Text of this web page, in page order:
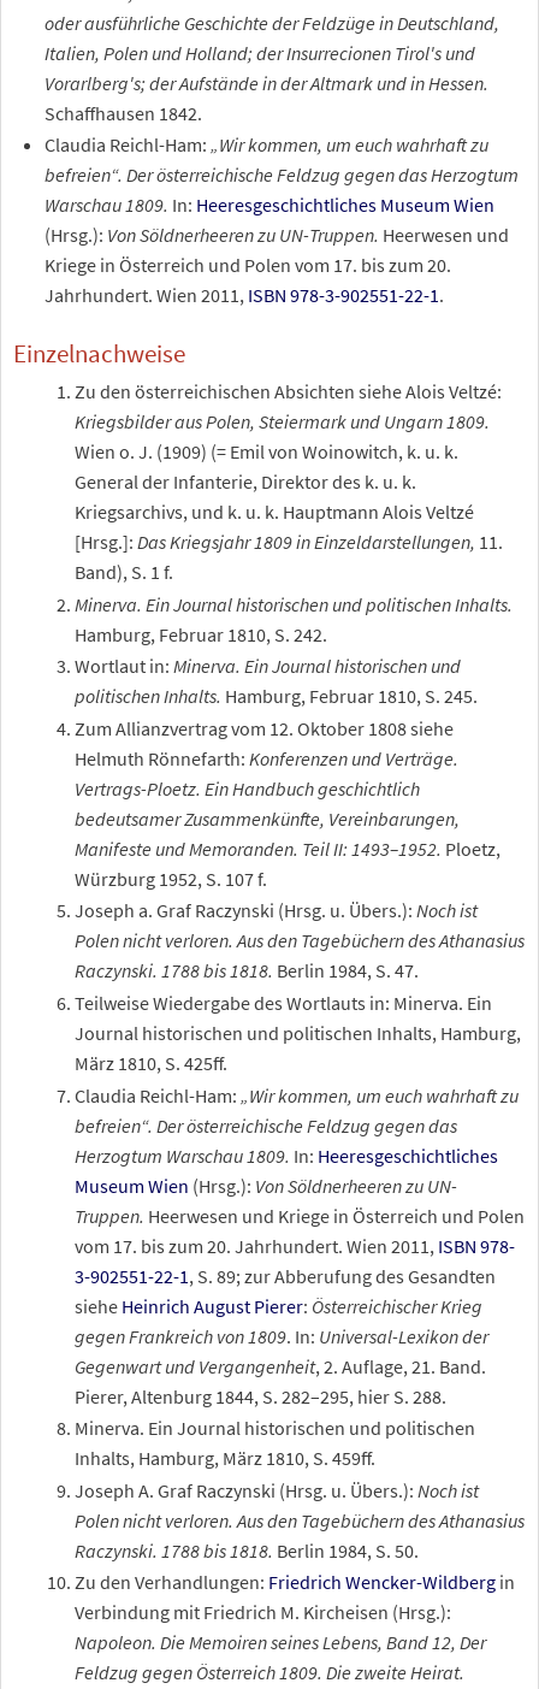
oder ausführliche Geschichte der Feldzüge in Deutschland,
Italien, Polen und Holland; der Insurrecionen Tirol's und
Vorarlberg's; der Aufstände in der Altmark und in Hessen.
Schaffhausen 1842.
Claudia Reichl-Ham: „Wir kommen, um euch wahrhaft zu
befreien“. Der österreichische Feldzug gegen das Herzogtum
Warschau 1809. In: Heeresgeschichtliches Museum Wien
(Hrsg.): Von Söldnerheeren zu UN-Truppen. Heerwesen und
Kriege in Österreich und Polen vom 17. bis zum 20.
Jahrhundert. Wien 2011, ISBN 978-3-902551-22-1.
Einzelnachweise
Zu den österreichischen Absichten siehe Alois Veltzé:
Kriegsbilder aus Polen, Steiermark und Ungarn 1809.
Wien o. J. (1909) (= Emil von Woinowitch, k. u. k.
General der Infanterie, Direktor des k. u. k.
Kriegsarchivs, und k. u. k. Hauptmann Alois Veltzé
[Hrsg.]:Das Kriegsjahr 1809 in Einzeldarstellungen, 11.
Band), S. 1 f.
Minerva. Ein Journal historischen und politischen Inhalts.
Hamburg, Februar 1810, S. 242.
Wortlaut in:Minerva. Ein Journal historischen und
politischen Inhalts. Hamburg, Februar 1810, S. 245.
Zum Allianzvertrag vom 12. Oktober 1808 siehe
Helmuth Rönnefarth:Konferenzen und Verträge.
Vertrags-Ploetz. Ein Handbuch geschichtlich
bedeutsamer Zusammenkünfte, Vereinbarungen,
Manifeste und Memoranden. Teil II: 1493–1952. Ploetz,
Würzburg 1952, S. 107f.
Joseph a. Graf Raczynski (Hrsg. u. Übers.):Noch ist
Polen nicht verloren. Aus den Tagebüchern des Athanasius
Raczynski. 1788 bis 1818. Berlin 1984, S. 47.
Teilweise Wiedergabe des Wortlauts in: Minerva. Ein
Journal historischen und politischen Inhalts, Hamburg,
März 1810, S. 425ff.
Claudia Reichl-Ham:„Wir kommen, um euch wahrhaft zu
befreien“. Der österreichische Feldzug gegen das
Herzogtum Warschau 1809. In: Heeresgeschichtliches
Museum Wien (Hrsg.): Von Söldnerheeren zu UN-
Truppen. Heerwesen und Kriege in Österreich und Polen
vom 17. bis zum 20. Jahrhundert. Wien 2011, ISBN 978-
3-902551-22-1 , S. 89; zur Abberufung des Gesandten
siehe Heinrich August Pierer: Österreichischer Krieg
gegen Frankreich von 1809. In: Universal-Lexikon der
Gegenwart und Vergangenheit, 2. Auflage, 21. Band.
Pierer, Altenburg 1844, S. 282–295, hier S. 288.
Minerva. Ein Journal historischen und politischen
Inhalts, Hamburg, März 1810, S. 459ff.
Joseph A. Graf Raczynski (Hrsg. u. Übers.):Noch ist
Polen nicht verloren. Aus den Tagebüchern des Athanasius
Raczynski. 1788 bis 1818. Berlin 1984, S. 50.
Zu den Verhandlungen: Friedrich Wencker-Wildberg in
Verbindung mit Friedrich M. Kircheisen (Hrsg.):
Napoleon. Die Memoiren seines Lebens, Band 12, Der
Feldzug gegen Österreich 1809. Die zweite Heirat.